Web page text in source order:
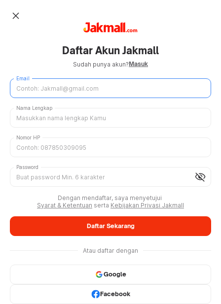
close
Daftar Akun Jakmall
Sudah punya akun?Masuk
Email
Nama Lengkap
Nomor HP
visibility_off
Password
Dengan mendaftar, saya menyetujui
Syarat & Ketentuan serta Kebijakan Privasi Jakmall
Daftar Sekarang
Atau daftar dengan
Google
Facebook